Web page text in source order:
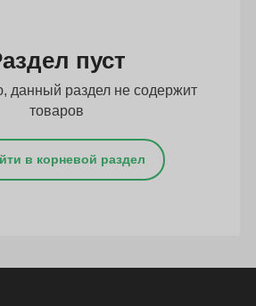
пуст
данный раздел не содержит
товаров
в корневой раздел